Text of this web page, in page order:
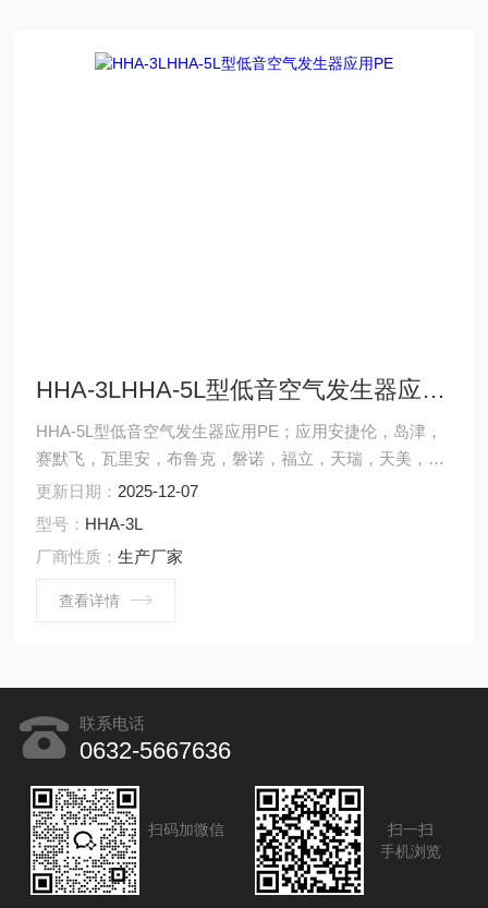
HHA-3LHHA-5L型低音空气发生器应用PE
HHA-5L型低音空气发生器应用PE；应用安捷伦，岛津，
赛默飞，瓦里安，布鲁克，磐诺，福立，天瑞，天美，华
爱，科创，灵华，上分，北分瑞利，东西电子，捷岛，川
仪等，为气相色谱仪提供清洁的空气。
更新日期： 2025-12-07
型号： HHA-3L
厂商性质：生产厂家
查看详情
联系电话
0632-5667636
扫码加微信
扫一扫
手机浏览